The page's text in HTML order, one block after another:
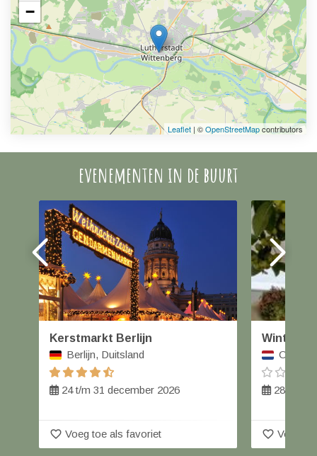
−
Leaflet | ©OpenStreetMapcontributors
evenementen in de buurt
Kerstmarkt Berlijn
Berlijn, Duitsland
24 t/m 31 december 2026
favorite_border Voeg toe als favoriet
28 t/m
favorite_border Voeg